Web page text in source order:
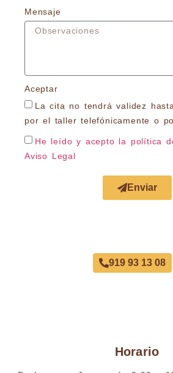
Mensaje
Aceptar
La cita no tendrá validez
por el taller telefónicamente o
He leído y acepto la política
Aviso Legal
Enviar
919 93 13 08
Horario